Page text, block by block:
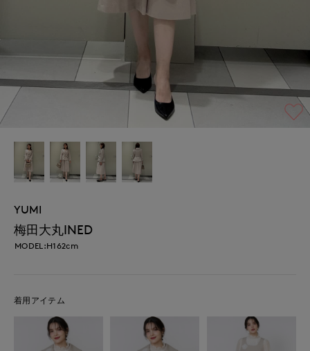
YUMI
梅田大丸INED
MODEL:H162cm
着用アイテム